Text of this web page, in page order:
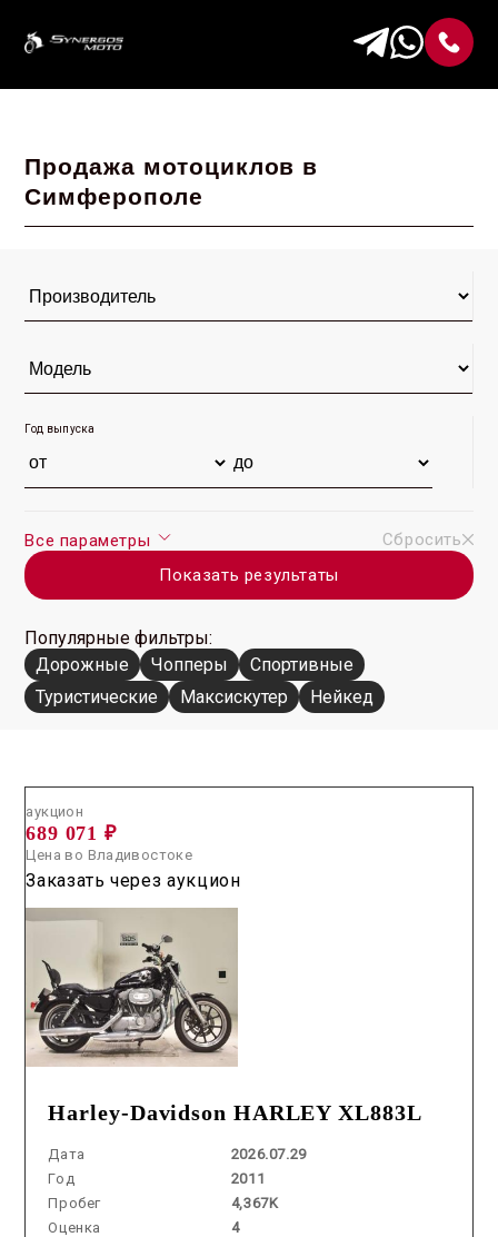
Продажа мотоциклов в
Симферополе
Год выпуска
Все параметры
Сбросить
Показать результаты
Популярные фильтры:
Дорожные
Чопперы
Спортивные
Туристические
Максискутер Нейкед
Harley-Davidson HARLEY XL883L
Дата
2026.07.29
Год
2011
Пробег
4,367K
Оценка
4
аукцион
689 071 ₽
Цена во Владивостоке
Заказать через аукцион